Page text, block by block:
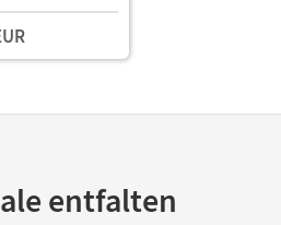
entfalten